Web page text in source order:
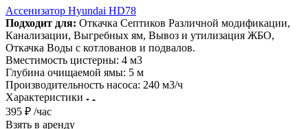
Ассенизатор Hyundai HD78
Подходит для: Откачка Септиков Различной модификации,
Канализации, Выгребных ям, Вывоз и утилизация ЖБО,
Откачка Воды с котлованов и подвалов.
Вместимость цистерны: 4 м3
Глубина очищаемой ямы: 5 м
Производительность насоса: 240 м3/ч
Характеристики
395 ₽ /час
Взять в аренду